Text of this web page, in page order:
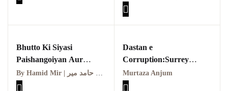
تاریخ کا سفر – انٹرویو
Bhutto Ki Siyasi
Paishangoiyan Aur
Chautha Martial Law|
بھٹو کی سیاسی پیشن
By Hamid Mir | مصنف حامد میر
Dastan e
Corruption:Surrey
Mahal ke kahani By
Murtza Anjum,
Murtaza Anjum
June 2024
April 2024
March 2024